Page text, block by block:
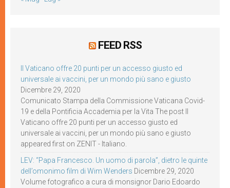
FEED RSS
Il Vaticano offre 20 punti per un accesso giusto ed
universale ai vaccini, per un mondo più sano e giusto
Dicembre 29, 2020
Comunicato Stampa della Commissione Vaticana Covid-
19 e della Pontificia Accademia per la Vita The post Il
Vaticano offre 20 punti per un accesso giusto ed
universale ai vaccini, per un mondo più sano e giusto
appeared first on ZENIT - Italiano.
LEV: “Papa Francesco. Un uomo di parola”, dietro le quinte
dell’omonimo film di Wim Wenders Dicembre 29, 2020
Volume fotografico a cura di monsignor Dario Edoardo